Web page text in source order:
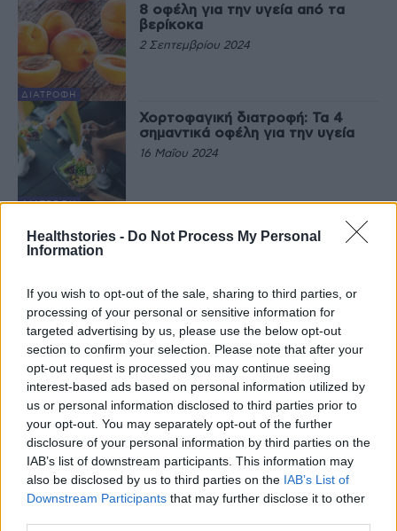
Healthstories - Do Not Process My Personal
Information
If you wish to opt-out of the sale, sharing to third parties, or
processing of your personal or sensitive information for
targeted advertising by us, please use the below opt-out
section to confirm your selection. Please note that after your
opt-out request is processed you may continue seeing
interest-based ads based on personal information utilized by
us or personal information disclosed to third parties prior to
your opt-out. You may separately opt-out of the further
disclosure of your personal information by third parties on the
IAB’s list of downstream participants. This information may
also be disclosed by us to third parties on the IAB’s List of
Downstream Participants that may further disclose it to other
ΔΙΑΤΡΟΦΉ
8 οφέλη για την υγεία από τα
βερίκοκα
2 Σεπτεμβρίου 2024
ΔΙΑΤΡΟΦΉ
Χορτοφαγική διατροφή: Τα 4
σημαντικά οφέλη για την υγεία
16 Μαΐου 2024
ΔΙΑΤΡΟΦΉ
Βότανα και μπαχαρικά με ισχυρά
οφέλη για την υγεία
ΔΙΑΤΡΟΦΉ
Βρώμη: Οφέλη για την υγεία και
κίνδυνοι από την κατανάλωσή της
18 Δεκεμβρίου 2023
6 οφέλη για την υγεία από τις
λευκές πατάτες
15 Ιουνίου 2023